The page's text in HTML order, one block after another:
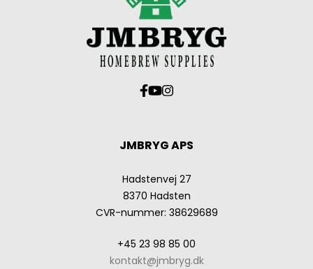
JMBRYG APS
Hadstenvej 27
8370 Hadsten
CVR-nummer: 38629689
+45 23 98 85 00
kontakt@jmbryg.dk